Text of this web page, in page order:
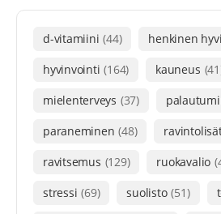
d-vitamiini (44) henkinen
hyvinvointi (164) kauneus
mielenterveys (37)
paraneminen (48)
ravitsemus (129) ruokavalio
stressi (69) suolisto (51)